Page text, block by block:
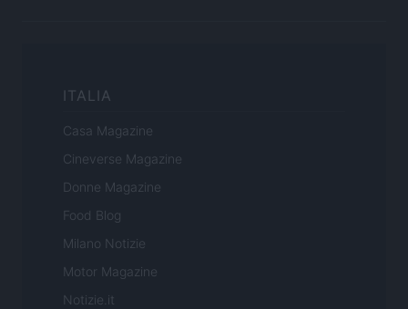
ITALIA
Casa Magazine
Cineverse Magazine
Donne Magazine
Food Blog
Milano Notizie
Motor Magazine
Notizie.it